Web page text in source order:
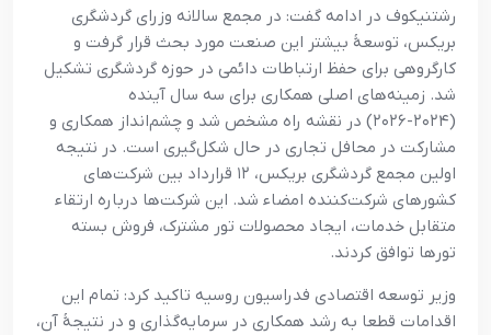
رشتنیکوف در ادامه گفت: در مجمع سالانه وزرای گردشگری
بریکس، توسعۀ بیشتر این صنعت مورد بحث قرار گرفت و
کارگروهی برای حفظ ارتباطات دائمی در حوزه گردشگری تشکیل
شد. زمینه‌های اصلی همکاری برای سه سال آینده
(۲۰۲۴-۲۰۲۶) در نقشه راه مشخص شد و چشم‌انداز همکاری و
مشارکت در محافل تجاری در حال شکل‌گیری است. در نتیجه
اولین مجمع گردشگری بریکس، ۱۲ قرارداد بین شرکت‌های
کشورهای شرکت‌کننده امضاء شد. این شرکت‌ها درباره ارتقاء
متقابل خدمات، ایجاد محصولات تور مشترک، فروش بسته
تورها توافق کردند.
وزیر توسعه اقتصادی فدراسیون روسیه تاکید کرد: تمام این
اقدامات قطعا به رشد همکاری در سرمایه‌گذاری و در نتیجۀ آن،